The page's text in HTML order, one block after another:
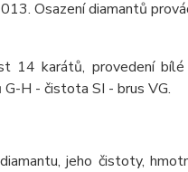
Osazení diamantů
14 karátů, provedení
H - čistota SI - brus VG.
jeho čistoty,